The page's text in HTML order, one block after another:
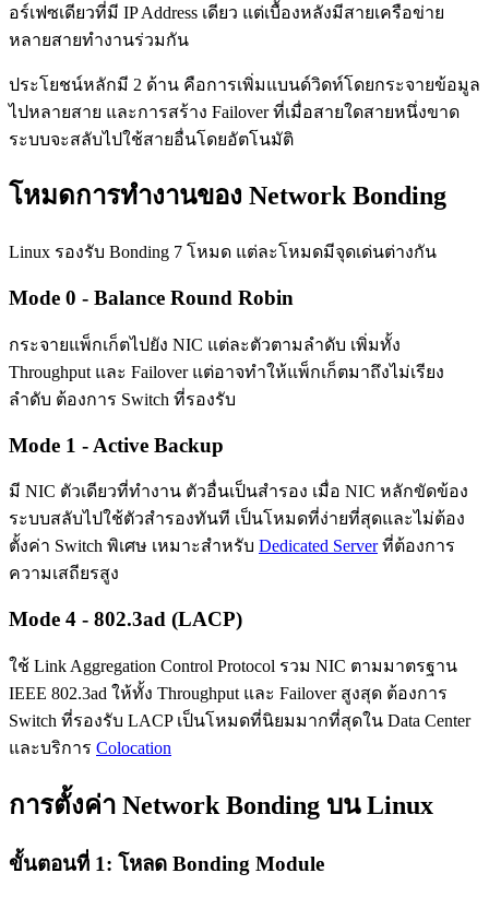
อร์เฟซเดียวที่มี IP Address เดียว แต่เบื้องหลังมีสายเครือข่าย
หลายสายทำงานร่วมกัน
ประโยชน์หลักมี 2 ด้าน คือการเพิ่มแบนด์วิดท์โดยกระจายข้อมูล
ไปหลายสาย และการสร้าง Failover ที่เมื่อสายใดสายหนึ่งขาด
ระบบจะสลับไปใช้สายอื่นโดยอัตโนมัติ
โหมดการทำงานของ Network Bonding
Linux รองรับ Bonding 7 โหมด แต่ละโหมดมีจุดเด่นต่างกัน
Mode 0 - Balance Round Robin
กระจายแพ็กเก็ตไปยัง NIC แต่ละตัวตามลำดับ เพิ่มทั้ง
Throughput และ Failover แต่อาจทำให้แพ็กเก็ตมาถึงไม่เรียง
ลำดับ ต้องการ Switch ที่รองรับ
Mode 1 - Active Backup
มี NIC ตัวเดียวที่ทำงาน ตัวอื่นเป็นสำรอง เมื่อ NIC หลักขัดข้อง
ระบบสลับไปใช้ตัวสำรองทันที เป็นโหมดที่ง่ายที่สุดและไม่ต้อง
ตั้งค่า Switch พิเศษ เหมาะสำหรับ Dedicated Serverที่ต้องการ
ความเสถียรสูง
Mode 4 - 802.3ad (LACP)
ใช้ Link Aggregation Control Protocol รวม NIC ตามมาตรฐาน
IEEE 802.3ad ให้ทั้ง Throughput และ Failover สูงสุด ต้องการ
Switch ที่รองรับ LACP เป็นโหมดที่นิยมมากที่สุดใน Data Center
และบริการ Colocation
การตั้งค่า Network Bonding บน Linux
ขั้นตอนที่ 1: โหลด Bonding Module